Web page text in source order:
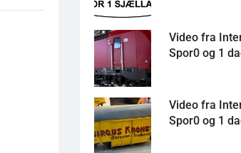
Video fra
Spor0 og 1
Video fra
Spor0 og 1